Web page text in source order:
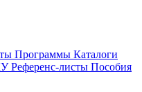
Программы Каталоги
Референс-листы Пособия